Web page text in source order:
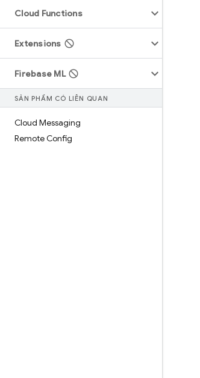
Cloud Functions
Extensions
Firebase ML
SẢN PHẨM CÓ LIÊN QUAN
Cloud Messaging
Remote Config